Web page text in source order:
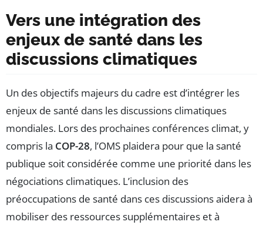
Vers une intégration des
enjeux de santé dans les
discussions climatiques
Un des objectifs majeurs du cadre est d’intégrer les
enjeux de santé dans les discussions climatiques
mondiales. Lors des prochaines conférences climat, y
compris la COP-28, l’OMS plaidera pour que la santé
publique soit considérée comme une priorité dans les
négociations climatiques. L’inclusion des
préoccupations de santé dans ces discussions aidera à
mobiliser des ressources supplémentaires et à